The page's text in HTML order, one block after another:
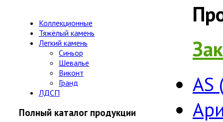
Коллекционные
Тяжёлый камень
Легкий камень
Синьор
Шевалье
Виконт
Гранд
ЛДСП
Полный каталог продукции
AS